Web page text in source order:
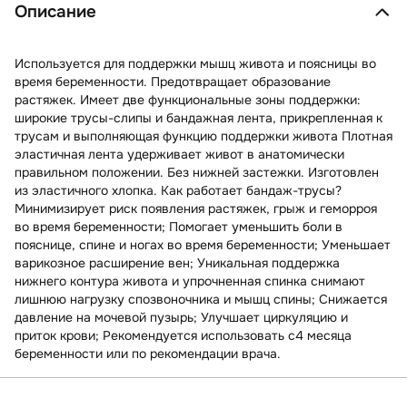
Описание
Используется для поддержки мышц живота и поясницы во
время беременности. Предотвращает образование
растяжек. Имеет две функциональные зоны поддержки:
широкие трусы-слипы и бандажная лента, прикрепленная к
трусам и выполняющая функцию поддержки живота Плотная
эластичная лента удерживает живот в анатомически
правильном положении. Без нижней застежки. Изготовлен
из эластичного хлопка. Как работает бандаж-трусы?
Минимизирует риск появления растяжек, грыж и геморроя
во время беременности; Помогает уменьшить боли в
пояснице, спине и ногах во время беременности; Уменьшает
варикозное расширение вен; Уникальная поддержка
нижнего контура живота и упрочненная спинка снимают
лишнюю нагрузку спозвоночника и мышц спины; Снижается
давление на мочевой пузырь; Улучшает циркуляцию и
приток крови; Рекомендуется использовать с4 месяца
беременности или по рекомендации врача.